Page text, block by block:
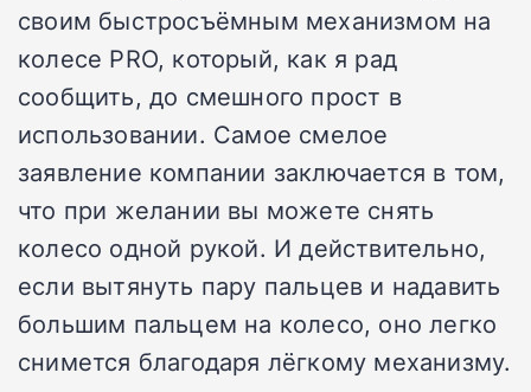
своим быстросъёмным механизмом на
колесе PRO, который, как я рад
сообщить, до смешного прост в
использовании. Самое смелое
заявление компании заключается в том,
что при желании вы можете снять
колесо одной рукой. И действительно,
если вытянуть пару пальцев и надавить
большим пальцем на колесо, оно легко
снимется благодаря лёгкому механизму.